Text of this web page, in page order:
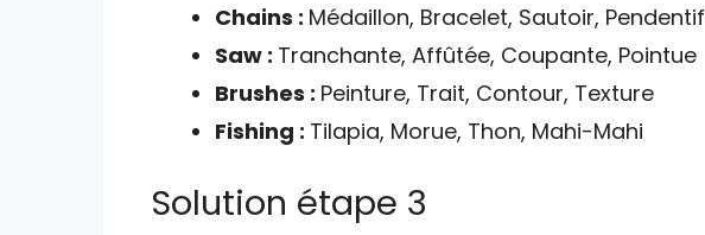
Chains : Médaillon, Bracelet, Sautoir, Pendentif
Saw : Tranchante, Affûtée, Coupante, Pointue
Brushes : Peinture, Trait, Contour, Texture
Fishing : Tilapia, Morue, Thon, Mahi-Mahi
Solution étape 3